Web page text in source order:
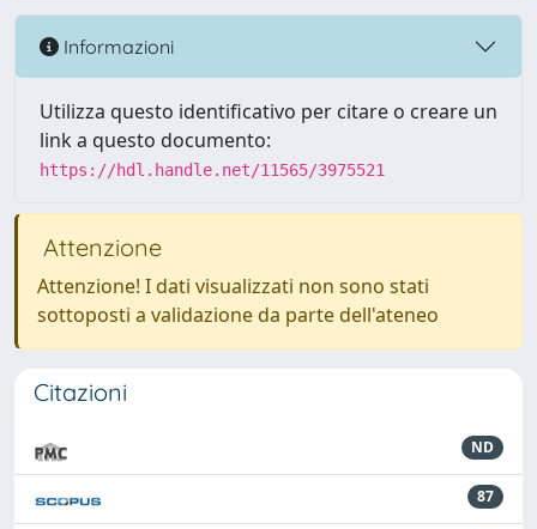
Informazioni
Utilizza questo identificativo per citare o creare un
link a questo documento:
https://hdl.handle.net/11565/3975521
Attenzione
Attenzione! I dati visualizzati non sono stati
sottoposti a validazione da parte dell'ateneo
Citazioni
ND
87